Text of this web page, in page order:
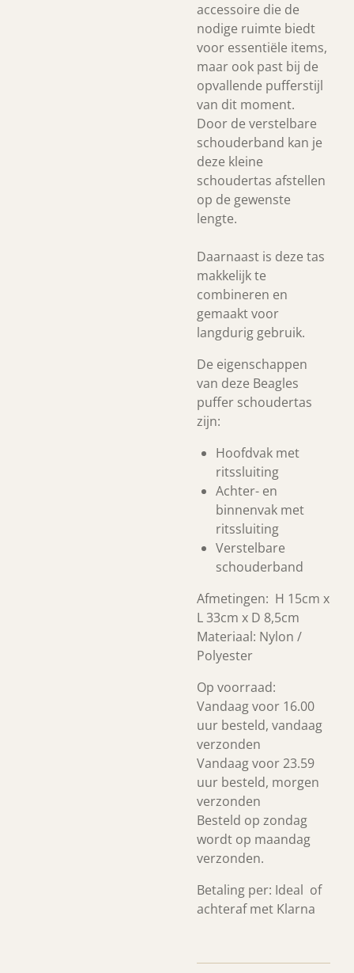
accessoire die de
nodige ruimte biedt
voor essentiële items,
maar ook past bij de
opvallende pufferstijl
van dit moment.
Door de verstelbare
schouderband kan je
deze kleine
schoudertas afstellen
op de gewenste
lengte.
Daarnaast is deze tas
makkelijk te
combineren en
gemaakt voor
langdurig gebruik.
De eigenschappen
van deze Beagles
puffer schoudertas
zijn:
Hoofdvak met
ritssluiting
Achter- en
binnenvak met
ritssluiting
Verstelbare
schouderband
Afmetingen: H 15cm x
L 33cm x D 8,5cm
Materiaal: Nylon /
Polyester
Op voorraad:
Vandaag voor 16.00
uur besteld, vandaag
verzonden
Vandaag voor 23.59
uur besteld, morgen
verzonden
Besteld op zondag
wordt op maandag
verzonden.
Betaling per: Ideal of
achteraf met Klarna